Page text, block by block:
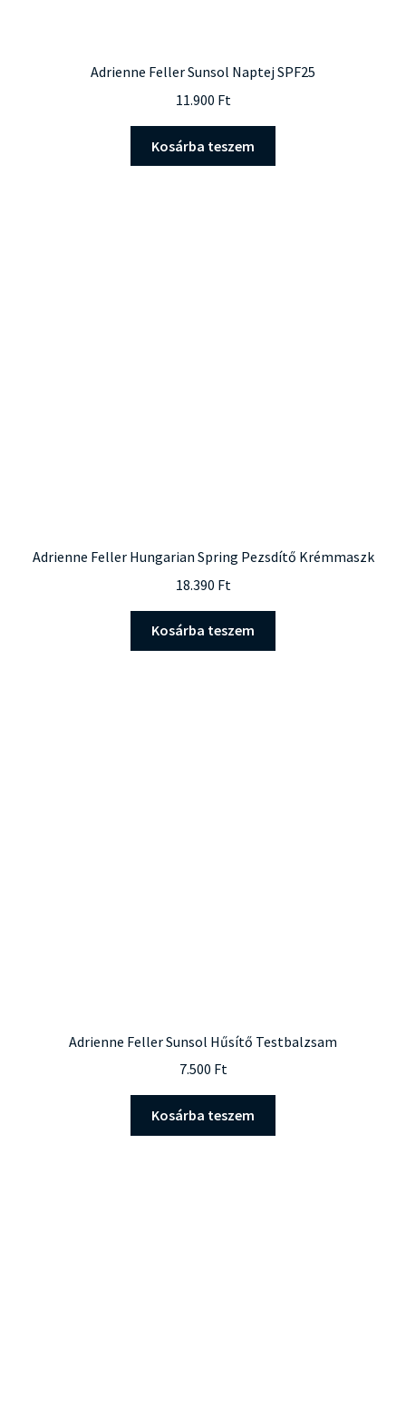
Adrienne Feller Sunsol Naptej SPF25
11.900 Ft
Kosárba teszem
Adrienne Feller Hungarian Spring Pezsdítő Krémmaszk
18.390 Ft
Kosárba teszem
Adrienne Feller Sunsol Hűsítő Testbalzsam
7.500 Ft
Kosárba teszem